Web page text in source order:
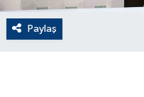
Paylaş
EKONOMİ